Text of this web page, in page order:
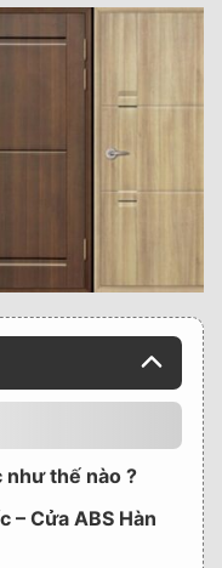
như thế nào ?
– Cửa ABS Hàn